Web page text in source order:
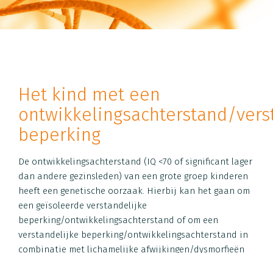
Het kind met een
ontwikkelingsachterstand/
beperking
De ontwikkelingsachterstand (IQ <70 of significant lager
dan andere gezinsleden) van een grote groep kinderen
heeft een genetische oorzaak. Hierbij kan het gaan om
een geïsoleerde verstandelijke
beperking/ontwikkelingsachterstand of om een
verstandelijke beperking/ontwikkelingsachterstand in
combinatie met lichamelijke afwijkingen/dysmorfieën